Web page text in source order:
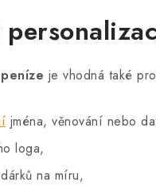
je vhodná také
jména, věnování nebo
loga,
na míru,